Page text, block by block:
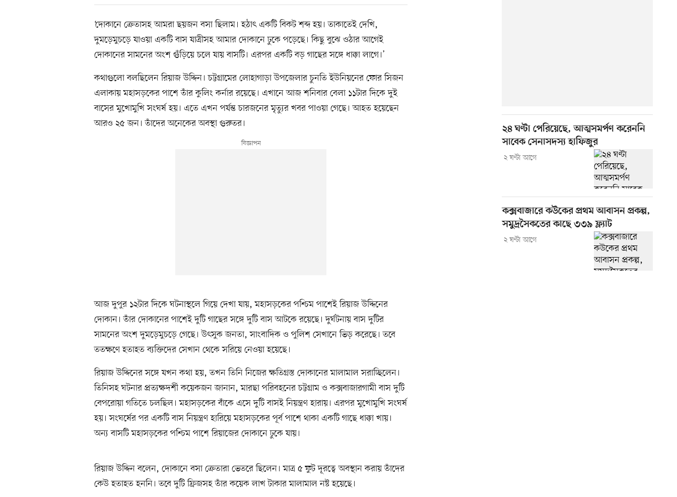
‘দোকানে ক্রেতাসহ আমরা ছয়জন বসা ছিলাম। হঠাৎ একটি বিকট শব্দ হয়। তাকাতেই দেখি,
দুমড়েমুচড়ে যাওয়া একটি বাস যাত্রীসহ আমার দোকানে ঢুকে পড়েছে। কিছু বুঝে ওঠার আগেই
দোকানের সামনের অংশ গুঁড়িয়ে চলে যায় বাসটি। এরপর একটি বড় গাছের সঙ্গে ধাক্কা লাগে।’
কথাগুলো বলছিলেন রিয়াজ উদ্দিন। চট্টগ্রামের লোহাগাড়া উপজেলার চুনতি ইউনিয়নের ফোর সিজন
এলাকায় মহাসড়কের পাশে তাঁর কুলিং কর্নার রয়েছে। এখানে আজ শনিবার বেলা ১১টার দিকে দুই
বাসের মুখোমুখি সংঘর্ষ হয়। এতে এখন পর্যন্ত চারজনের মৃত্যুর খবর পাওয়া গেছে। আহত হয়েছেন
আরও ২৫ জন। তাঁদের অনেকের অবস্থা গুরুতর।
আজ দুপুর ১২টার দিকে ঘটনাস্থলে গিয়ে দেখা যায়, মহাসড়কের পশ্চিম পাশেই রিয়াজ উদ্দিনের
দোকান। তাঁর দোকানের পাশেই দুটি গাছের সঙ্গে দুটি বাস আটকে রয়েছে। দুর্ঘটনায় বাস দুটির
সামনের অংশ দুমড়েমুচড়ে গেছে। উৎসুক জনতা, সাংবাদিক ও পুলিশ সেখানে ভিড় করেছে। তবে
ততক্ষণে হতাহত ব্যক্তিদের সেখান থেকে সরিয়ে নেওয়া হয়েছে।
রিয়াজ উদ্দিনের সঙ্গে যখন কথা হয়, তখন তিনি নিজের ক্ষতিগ্রস্ত দোকানের মালামাল সরাচ্ছিলেন।
তিনিসহ ঘটনার প্রত্যক্ষদর্শী কয়েকজন জানান, মারছা পরিবহনের চট্টগ্রাম ও কক্সবাজারগামী বাস দুটি
বেপরোয়া গতিতে চলছিল। মহাসড়কের বাঁকে এসে দুটি বাসই নিয়ন্ত্রণ হারায়। এরপর মুখোমুখি সংঘর্ষ
হয়। সংঘর্ষের পর একটি বাস নিয়ন্ত্রণ হারিয়ে মহাসড়কের পূর্ব পাশে থাকা একটি গাছে ধাক্কা খায়।
অন্য বাসটি মহাসড়কের পশ্চিম পাশে রিয়াজের দোকানে ঢুকে যায়।
রিয়াজ উদ্দিন বলেন, দোকানে বসা ক্রেতারা ভেতরে ছিলেন। মাত্র ৫ ফুট দূরত্বে অবস্থান করায় তাঁদের
কেউ হতাহত হননি। তবে দুটি ফ্রিজসহ তাঁর কয়েক লাখ টাকার মালামাল নষ্ট হয়েছে।
২৪ ঘণ্টা পেরিয়েছে, আত্মসমর্পণ করেননি
সাবেক সেনাসদস্য হাফিজুর
২ ঘণ্টা আগে
কক্সবাজারে কউকের প্রথম আবাসন প্রকল্প,
সমুদ্রসৈকতের কাছে ৩৩৯ ফ্ল্যাট
২ ঘণ্টা আগে